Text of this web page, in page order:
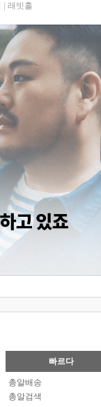
래빗홀
빠르다
총알배송
총알검색